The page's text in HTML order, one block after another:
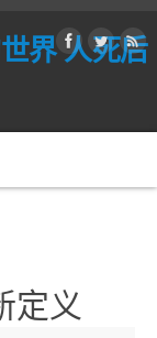
界 人死后
定义